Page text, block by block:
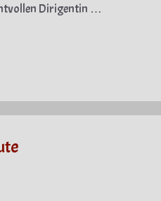
Dirigentin …